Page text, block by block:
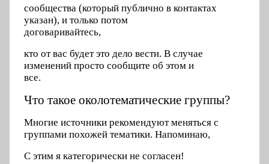
сообщества (который публично в контактах
указан), и только потом
договаривайтесь,
кто от вас будет это дело вести. В случае
изменений просто сообщите об этом и
все.
Что такое околотематические группы?
Многие источники рекомендуют меняться с
группами похожей тематики. Напоминаю,
С этим я категорически не согласен!